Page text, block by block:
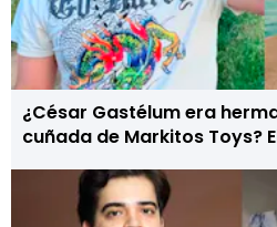
¿César Gastélum era
cuñada de Markitos Toys?